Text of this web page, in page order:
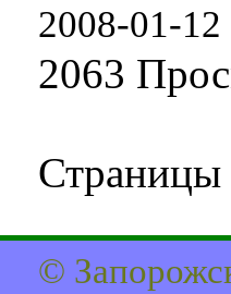
2008-01-
2063
Страницы
©